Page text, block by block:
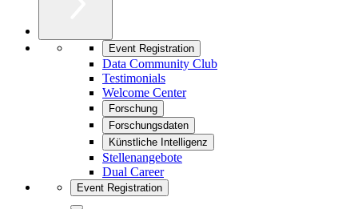
Event Registration
Data Community Club
Testimonials
Welcome Center
Forschung
Forschungsdaten
Künstliche Intelligenz
Stellenangebote
Dual Career
Event Registration